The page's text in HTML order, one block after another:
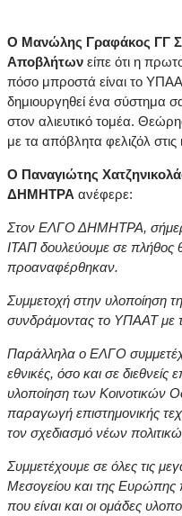
Ο Μανώλης Γραφάκος ΓΓ
Αποβλήτων είπε ότι η
πόσο μπροστά είναι το
δημιουργηθεί ένα σύστημα
στον αλιευτικό τομέα.
με τα απόβλητα φελιζόλ στις
Ο Παναγιώτης
ΔΗΜΗΤΡΑ ανέφερε:
Στον ΕΛΓΟ ΔΗΜΗΤΡΑ,
ΙΤΑΠ δουλεύουμε σε
προαναφέρθηκαν.
Συμμετοχή στην υλοποίηση
συνδράμοντας το ΥΠΑΑΤ
Παράλληλα ο ΕΛΓΟ
εθνικές, όσο και σε διεθνείς
υλοποίηση των Κοινοτικών
παραγωγή επιστημονικής
τον σχεδιασμό νέων
Συμμετέχουμε σε όλες τις
Μεσογείου και της Ευρώπης
που είναι και οι ομάδες